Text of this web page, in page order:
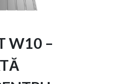
W10 –